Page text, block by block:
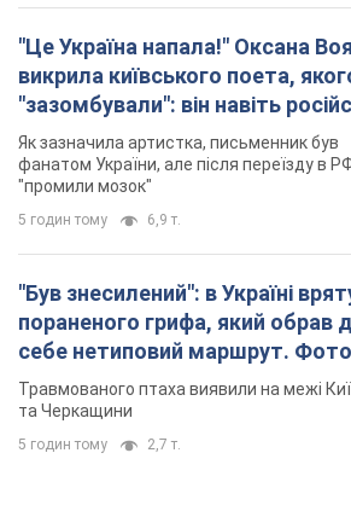
"Був знесилений": в Україні
пораненого грифа, який обрав
себе нетиповий маршрут. Фото
Травмованого птаха виявили на межі
та Черкащини